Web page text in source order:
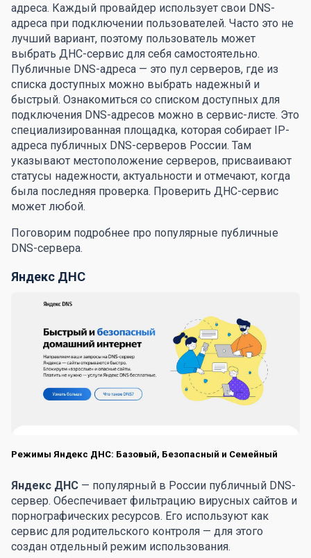
адреса. Каждый провайдер использует свои DNS-
адреса при подключении пользователей. Часто это не
лучший вариант, поэтому пользователь может
выбрать ДНС-сервис для себя самостоятельно.
Публичные DNS-адреса — это пул серверов, где из
списка доступных можно выбрать надежный и
быстрый. Ознакомиться со списком доступных для
подключения DNS-адресов можно в сервис-листе. Это
специализированная площадка, которая собирает IP-
адреса публичных DNS-серверов России. Там
указывают местоположение серверов, присваивают
статусы надежности, актуальности и отмечают, когда
была последняя проверка. Проверить ДНС-сервис
может любой.
Поговорим подробнее про популярные публичные
DNS-сервера.
Яндекс ДНС
Режимы Яндекс ДНС: Базовый, Безопасный и Семейный
Яндекс ДНС — популярный в России публичный DNS-
сервер. Обеспечивает фильтрацию вирусных сайтов и
порнографических ресурсов. Его используют как
сервис для родительского контроля — для этого
создан отдельный режим использования.